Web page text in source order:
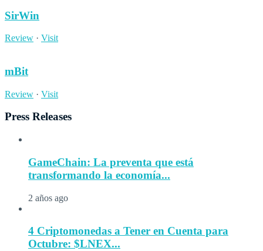
SirWin
Review · Visit
mBit
Review · Visit
Press Releases
GameChain: La preventa que está
transformando la economía...
2 años ago
4 Criptomonedas a Tener en Cuenta para
Octubre: $LNEX...